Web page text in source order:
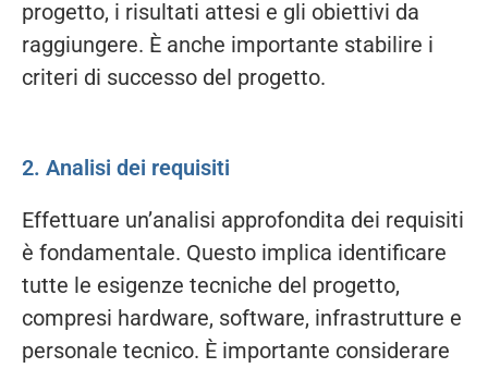
progetto, i risultati attesi e gli obiettivi da
raggiungere. È anche importante stabilire i
criteri di successo del progetto.
2. Analisi dei requisiti
Effettuare un’analisi approfondita dei requisiti
è fondamentale. Questo implica identificare
tutte le esigenze tecniche del progetto,
compresi hardware, software, infrastrutture e
personale tecnico. È importante considerare